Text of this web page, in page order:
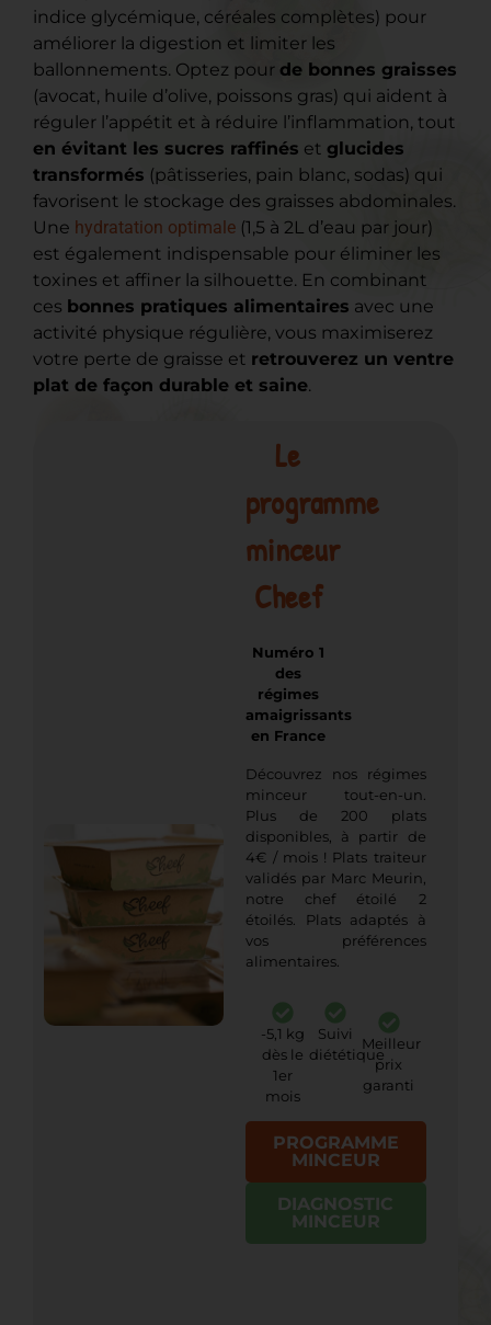
indice glycémique, céréales complètes) pour
améliorer la digestion et limiter les
ballonnements. Optez pour de bonnes graisses
(avocat, huile d’olive, poissons gras) qui aident à
réguler l’appétit et à réduire l’inflammation, tout
en évitant les sucres raffinés et glucides
transformés (pâtisseries, pain blanc, sodas) qui
favorisent le stockage des graisses abdominales.
Une hydratation optimale (1,5 à 2L d’eau par jour)
est également indispensable pour éliminer les
toxines et affiner la silhouette. En combinant
ces bonnes pratiques alimentaires avec une
activité physique régulière, vous maximiserez
votre perte de graisse et retrouverez un ventre
plat de façon durable et saine.
Le
programme
minceur
Cheef
Numéro 1
des
régimes
amaigrissants
en France
Découvrez nos régimes
minceur tout-en-un.
Plus de 200 plats
disponibles, à partir de
4€ / mois ! Plats traiteur
validés par Marc Meurin,
notre chef étoilé 2
étoilés. Plats adaptés à
vos préférences
alimentaires.
-5,1 kg
dès le
1er
mois
Suivi
diététique
Meilleur
prix
garanti
PROGRAMME
MINCEUR
DIAGNOSTIC
MINCEUR